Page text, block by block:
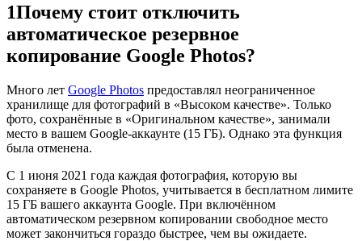
1Почему стоит отключить
автоматическое резервное
копирование Google Photos?
Много лет Google Photos предоставлял неограниченное
хранилище для фотографий в «Высоком качестве». Только
фото, сохранённые в «Оригинальном качестве», занимали
место в вашем Google-аккаунте (15 ГБ). Однако эта функция
была отменена.
С 1 июня 2021 года каждая фотография, которую вы
сохраняете в Google Photos, учитывается в бесплатном лимите
15 ГБ вашего аккаунта Google. При включённом
автоматическом резервном копировании свободное место
может закончиться гораздо быстрее, чем вы ожидаете.